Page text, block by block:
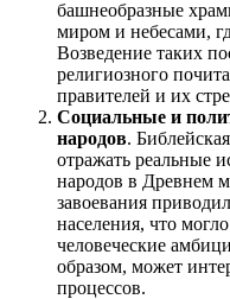
башнеобразные
миром и небесами,
Возведение таких
религиозного
правителей и их
Социальные и
народов.
отражать реальные
народов в Древнем
завоевания
населения, что
человеческие
образом, может
процессов.